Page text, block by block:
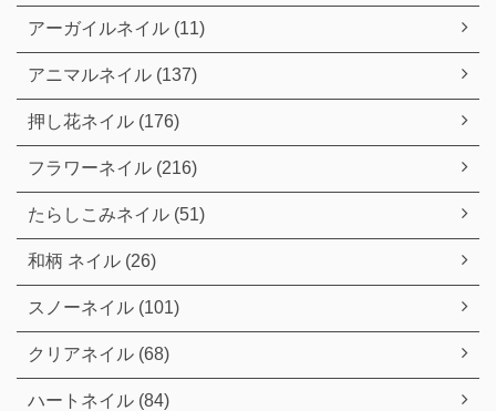
アーガイルネイル (11)
アニマルネイル (137)
押し花ネイル (176)
フラワーネイル (216)
たらしこみネイル (51)
和柄 ネイル (26)
スノーネイル (101)
クリアネイル (68)
ハートネイル (84)